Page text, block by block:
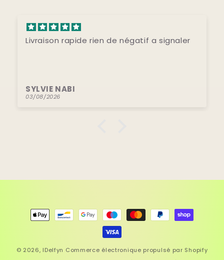
Livraison rapide rien de négatif a signaler
SYLVIE NABI
03/08/2026
Moyens
© 2026, IDelfyn Commerce électronique propulsé par Shopify